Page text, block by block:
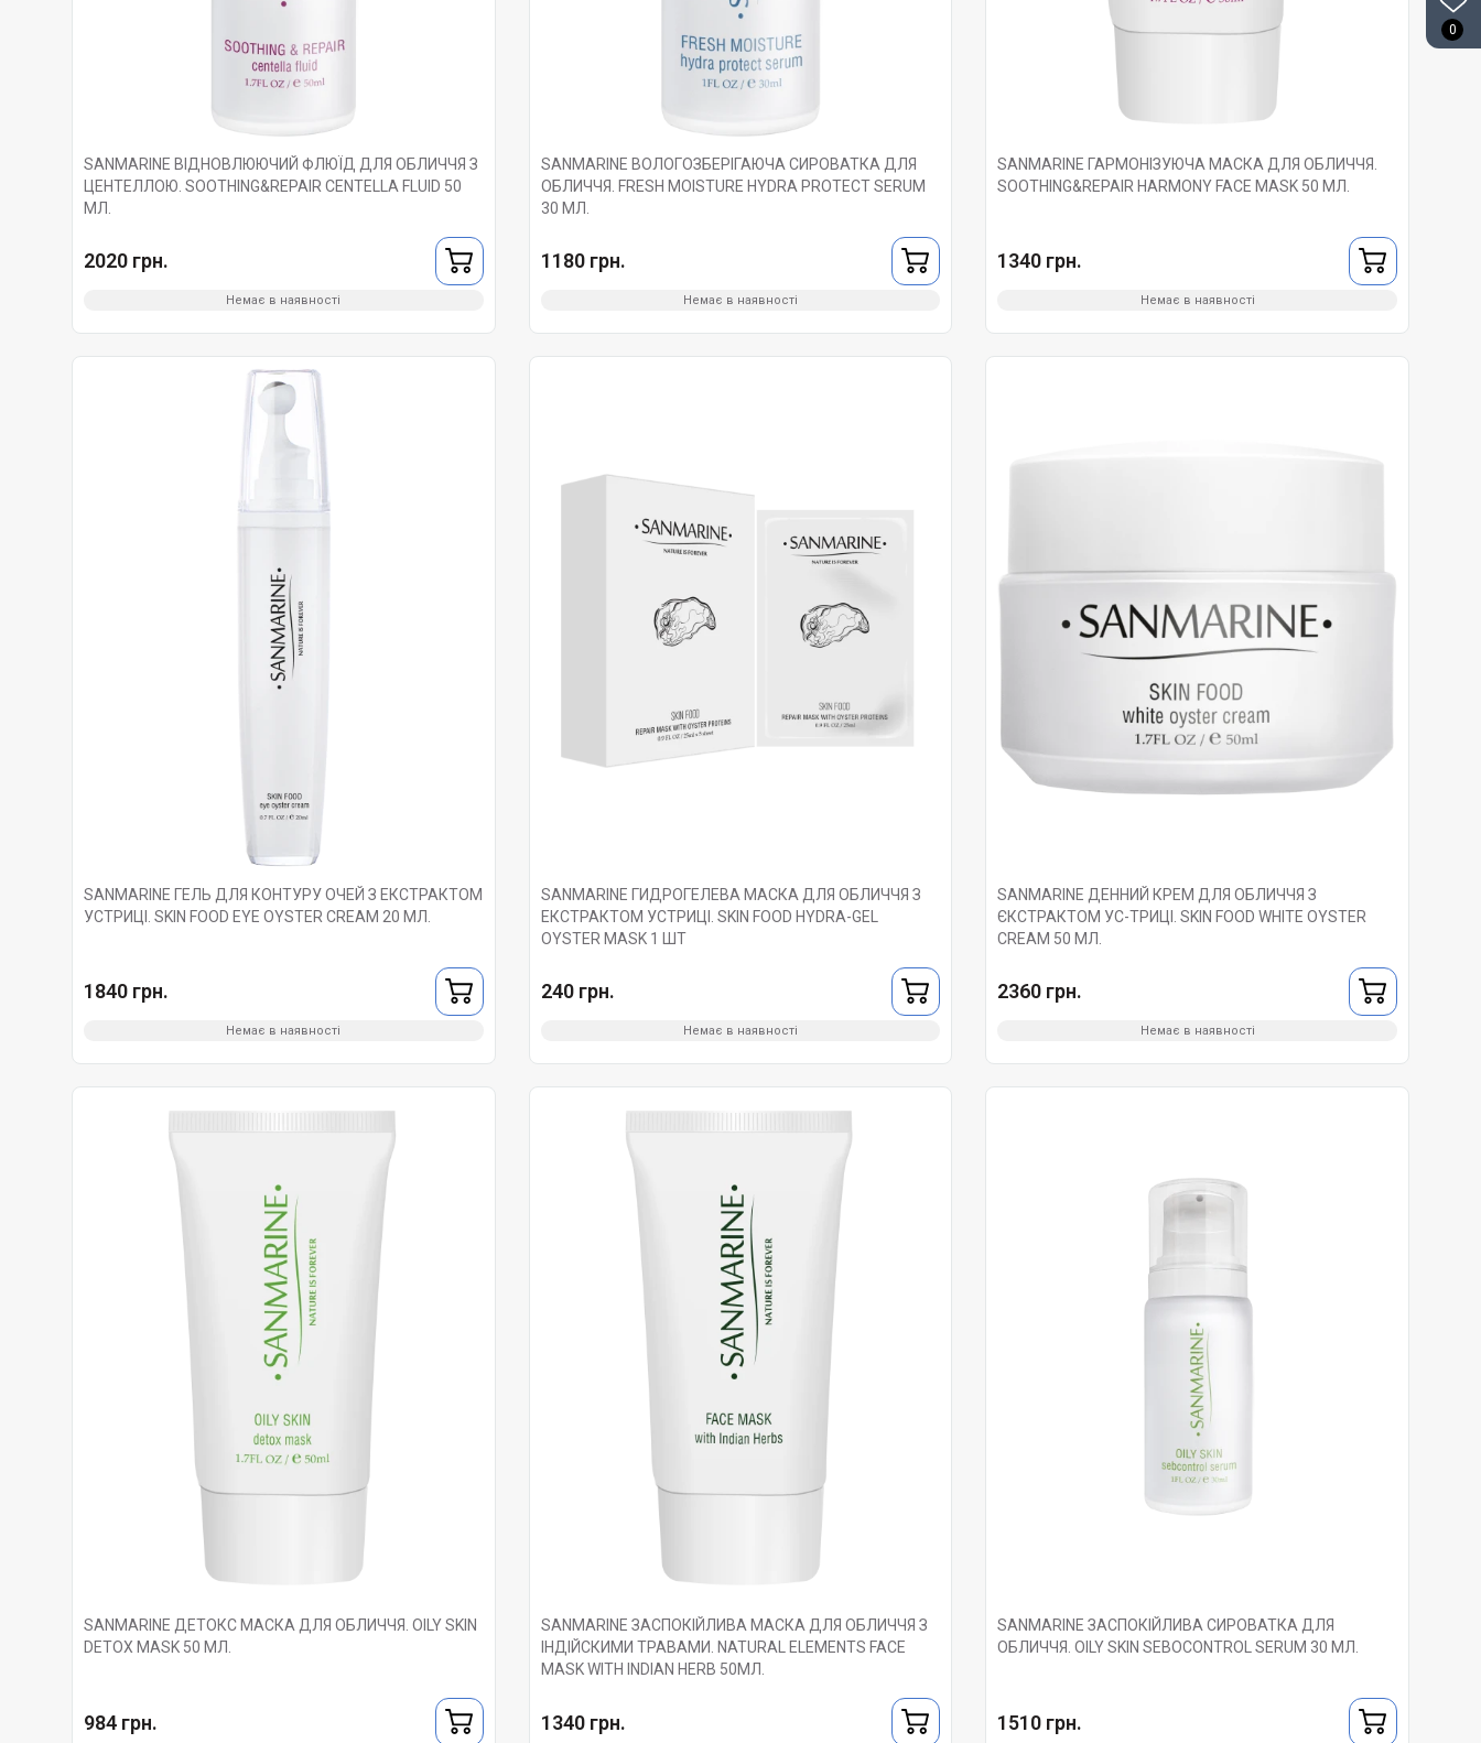
0
SANMARINE ВІДНОВЛЮЮЧИЙ ФЛЮЇД ДЛЯ ОБЛИЧЧЯ З
ЦЕНТЕЛЛОЮ. SOOTHING&REPAIR CENTELLA FLUID 50
МЛ.
2020 грн.
Немає в наявності
SANMARINE ВОЛОГОЗБЕРІГАЮЧА СИРОВАТКА ДЛЯ
ОБЛИЧЧЯ. FRESH MOISTURE HYDRA PROTECT SERUM
30 МЛ.
1180 грн.
Немає в наявності
SANMARINE ГАРМОНІЗУЮЧА МАСКА ДЛЯ ОБЛИЧЧЯ.
SOOTHING&REPAIR HARMONY FACE MASK 50 МЛ.
1340 грн.
Немає в наявності
SANMARINE ГЕЛЬ ДЛЯ КОНТУРУ ОЧЕЙ З ЕКСТРАКТОМ
УСТРИЦІ. SKIN FOOD EYE OYSTER CREAM 20 МЛ.
1840 грн.
Немає в наявності
SANMARINE ГИДРОГЕЛЕВА МАСКА ДЛЯ ОБЛИЧЧЯ З
ЕКСТРАКТОМ УСТРИЦІ. SKIN FOOD HYDRA-GEL
OYSTER MASK 1 ШТ
240 грн.
Немає в наявності
SANMARINE ДЕННИЙ КРЕМ ДЛЯ ОБЛИЧЧЯ З
ЄКСТРАКТОМ УС-ТРИЦІ. SKIN FOOD WHITE OYSTER
CREAM 50 МЛ.
2360 грн.
Немає в наявності
SANMARINE ДЕТОКС МАСКА ДЛЯ ОБЛИЧЧЯ. OILY SKIN
DETOX MASK 50 МЛ.
984 грн.
SANMARINE ЗАСПОКІЙЛИВА МАСКА ДЛЯ ОБЛИЧЧЯ З
ІНДІЙСКИМИ ТРАВАМИ. NATURAL ELEMENTS FACE
MASK WITH INDIAN HERB 50МЛ.
1340 грн.
SANMARINE ЗАСПОКІЙЛИВА СИРОВАТКА ДЛЯ
ОБЛИЧЧЯ. OILY SKIN SEBOCONTROL SERUM 30 МЛ.
1510 грн.